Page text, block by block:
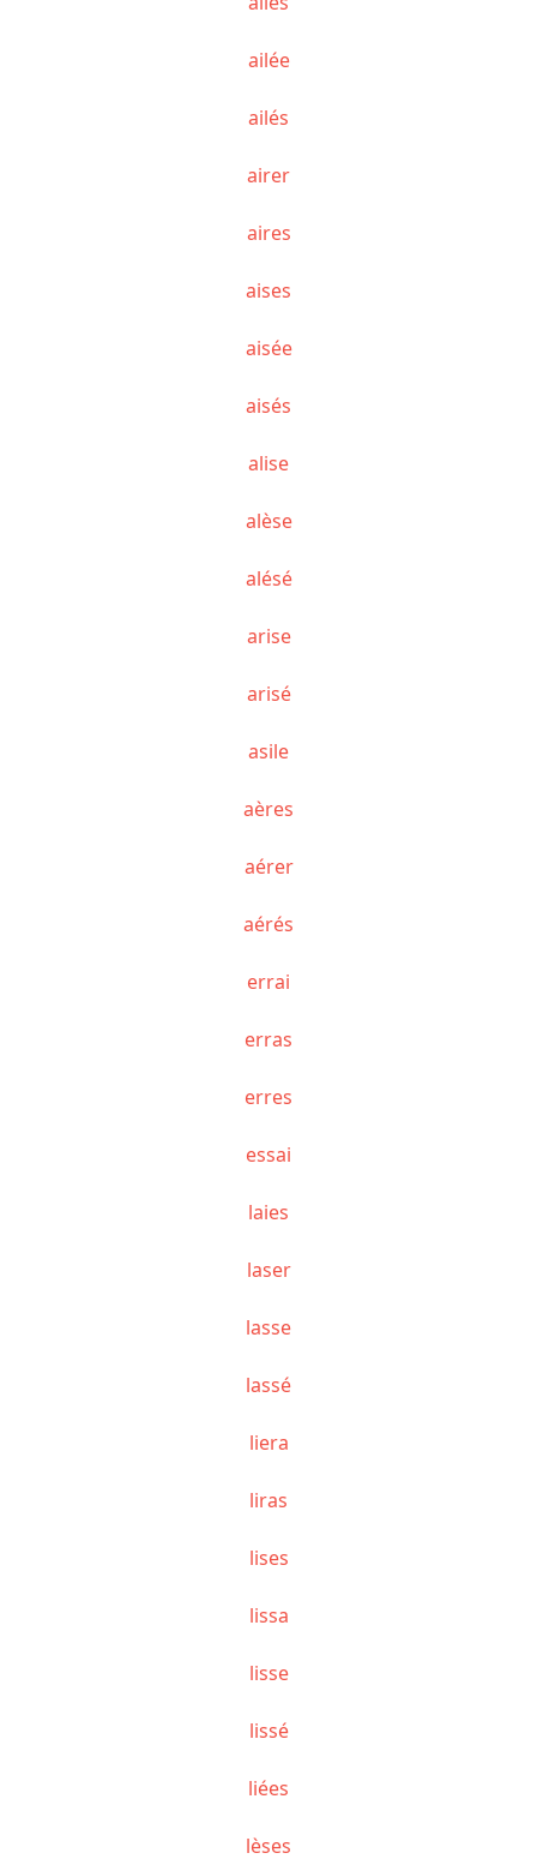
ailée
ailés
airer
aires
aises
aisée
aisés
alise
alèse
alésé
arise
arisé
asile
aères
aérer
aérés
errai
erras
erres
essai
laies
laser
lasse
lassé
liera
liras
lises
lissa
lisse
lissé
liées
lèses